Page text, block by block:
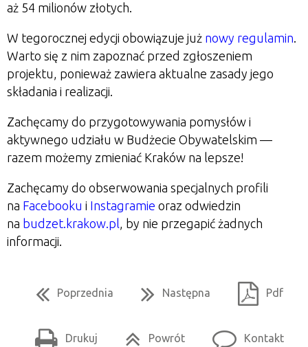
aż 54 milionów złotych.
W tegorocznej edycji obowiązuje już nowy regulamin.
Warto się z nim zapoznać przed zgłoszeniem
projektu, ponieważ zawiera aktualne zasady jego
składania i realizacji.
Zachęcamy do przygotowywania pomysłów i
aktywnego udziału w Budżecie Obywatelskim —
razem możemy zmieniać Kraków na lepsze!
Zachęcamy do obserwowania specjalnych profili
na Facebooku i Instagramie oraz odwiedzin
na budzet.krakow.pl, by nie przegapić żadnych
informacji.
Poprzednia Następna Pdf
Drukuj Powrót Kontakt